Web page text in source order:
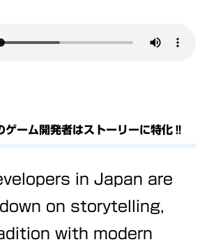
ーム開発者はストーリーに特化‼
in Japan are
on storytelling,
with modern